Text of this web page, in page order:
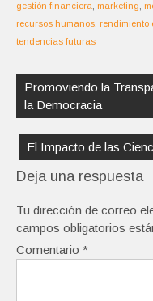
gestión financiera
marketing
recursos humanos rendimiento
tendencias futuras
de
entradas
Promoviendo la
la Democracia
El Impacto de las
Deja una respuesta
Tu dirección de correo
campos obligatorios
Comentario *